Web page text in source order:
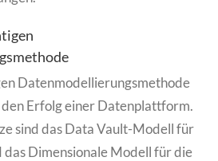
Datenmodellierungsmethode
Erfolg einer Datenplattform.
sind das Data Vault-Modell für
das Dimensionale Modell für die